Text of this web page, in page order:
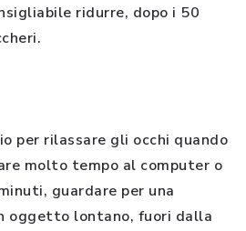
ridurre, dopo i 50
per rilassare gli occhi quando
molto tempo al computer o
guardare per una
oggetto lontano, fuori dalla